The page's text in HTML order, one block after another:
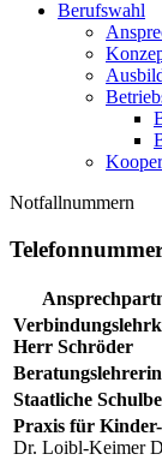
Berufswahl
Notfallnummern
Herr Schröder
Staatliche
Praxis für
Dr. Loibl-Keimer